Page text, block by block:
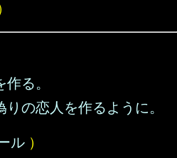
る。
の恋人を作るように。
ル ）